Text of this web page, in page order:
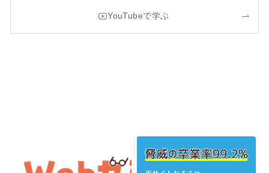
YouTubeで学ぶ